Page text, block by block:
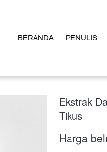
BERANDA PENULIS
BERANDA PENULIS
Ekstrak
Tikus
Harga